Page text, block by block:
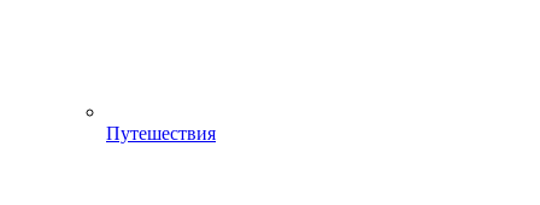
Путешествия